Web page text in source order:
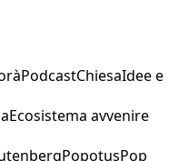
PodcastChiesaIdee e
Ecosistema avvenire
PopotusPop